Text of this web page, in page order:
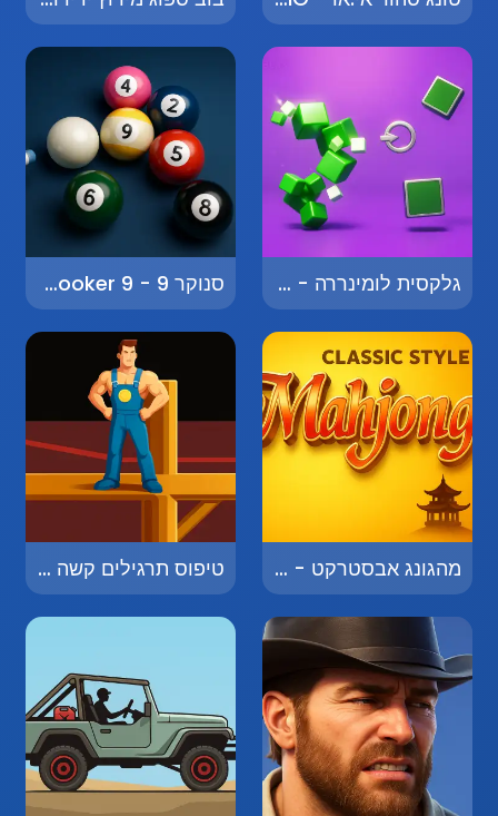
גלקסית לומינררה - Galaxia Luminera סנוקר 9 - Snooker 9
מהגונג אבסטרקט - Mahjong Abstract טיפוס תרגילים קשה - Hard Exercise Climb